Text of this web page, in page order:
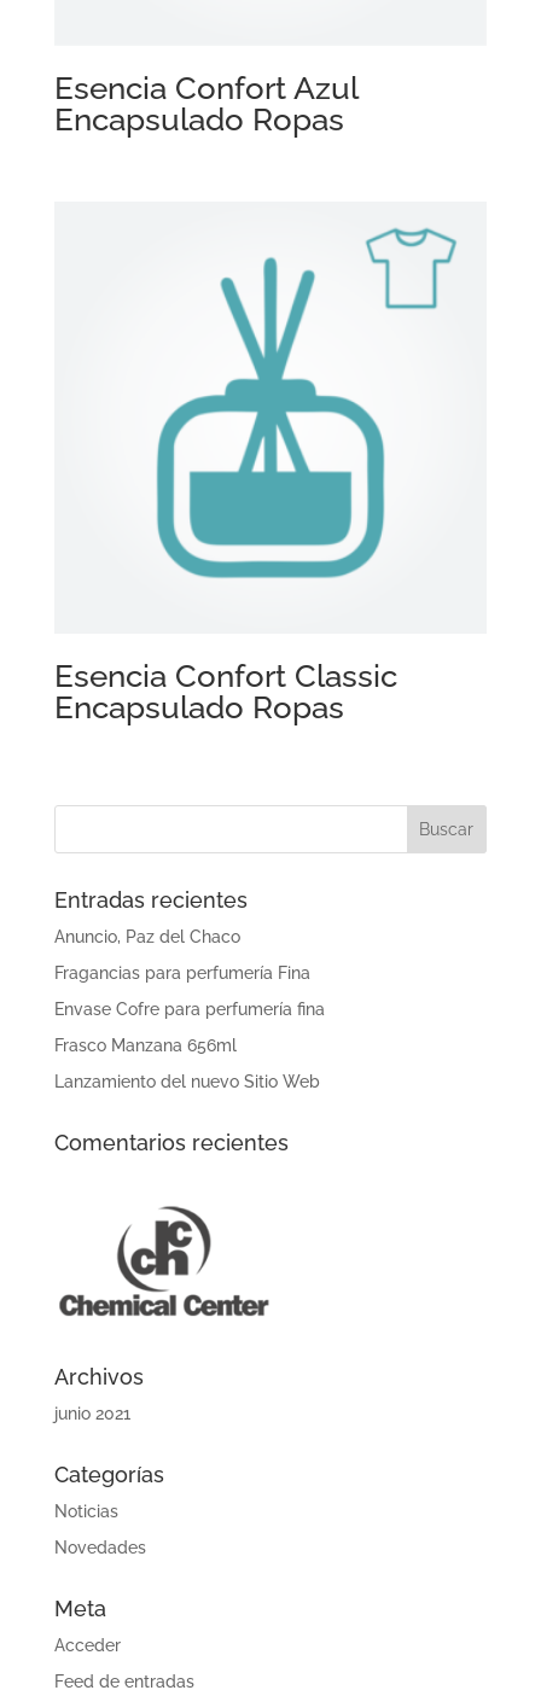
Esencia Confort Azul
Encapsulado Ropas
Esencia Confort Classic
Encapsulado Ropas
Entradas recientes
Anuncio, Paz del Chaco
Fragancias para perfumería Fina
Envase Cofre para perfumería fina
Frasco Manzana 656ml
Lanzamiento del nuevo Sitio Web
Comentarios recientes
Archivos
junio 2021
Categorías
Noticias
Novedades
Meta
Acceder
Feed de entradas